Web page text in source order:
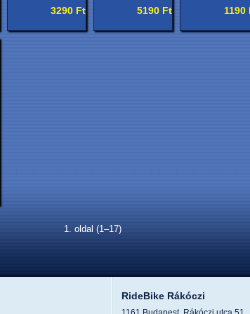
3290 Ft 5190 Ft 1190
1. oldal (1–17)
RideBike Rákóczi